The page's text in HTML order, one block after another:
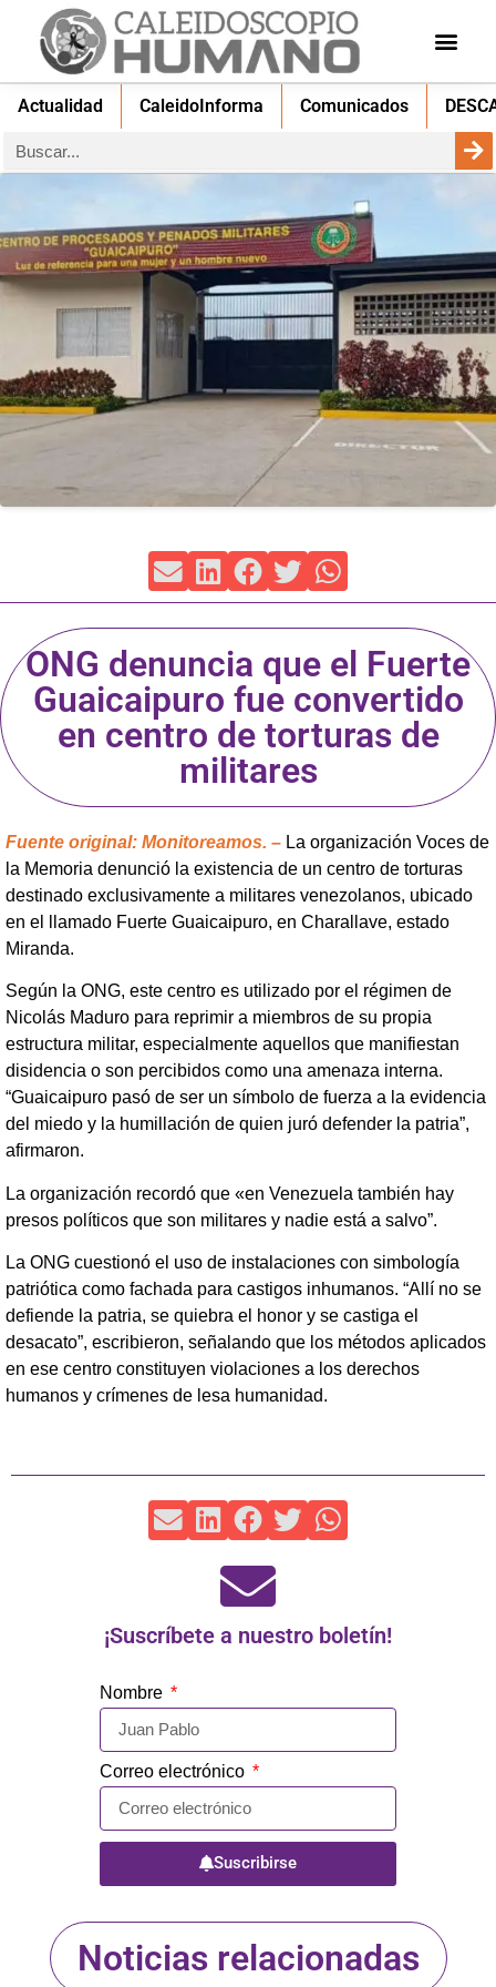
Actualidad CaleidoInforma Comunicados
ONG denuncia que el Fuerte
Guaicaipuro fue convertido
en centro de torturas de
militares
Fuente original: Monitoreamos. – La organización Voces de
la Memoria denunció la existencia de un centro de torturas
destinado exclusivamente a militares venezolanos, ubicado
en el llamado Fuerte Guaicaipuro, en Charallave, estado
Miranda.
Según la ONG, este centro es utilizado por el régimen de
Nicolás Maduro para reprimir a miembros de su propia
estructura militar, especialmente aquellos que manifiestan
disidencia o son percibidos como una amenaza interna.
“Guaicaipuro pasó de ser un símbolo de fuerza a la evidencia
del miedo y la humillación de quien juró defender la patria”,
afirmaron.
La organización recordó que «en Venezuela también hay
presos políticos que son militares y nadie está a salvo”.
La ONG cuestionó el uso de instalaciones con simbología
patriótica como fachada para castigos inhumanos. “Allí no se
defiende la patria, se quiebra el honor y se castiga el
desacato”, escribieron, señalando que los métodos aplicados
en ese centro constituyen violaciones a los derechos
humanos y crímenes de lesa humanidad.
¡Suscríbete a nuestro boletín!
Nombre
Correo electrónico
Suscribirse
Noticias relacionadas